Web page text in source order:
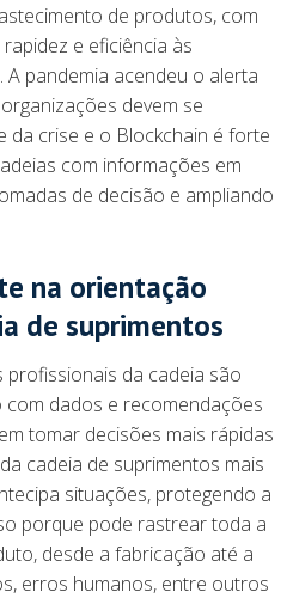
de produtos, com
e eficiência às
pandemia acendeu o alerta
devem se
da crise e o Blockchain é forte
com informações em
de decisão e ampliando
na orientação
de suprimentos
profissionais da cadeia são
dados e recomendações
tomar decisões mais rápidas
cadeia de suprimentos mais
situações, protegendo a
porque pode rastrear toda a
desde a fabricação até a
erros humanos, entre outros